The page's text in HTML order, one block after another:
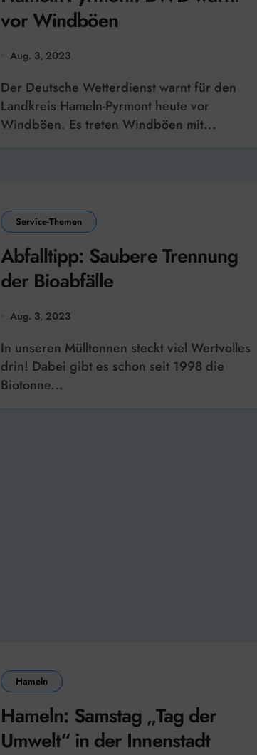
vor Windböen
Aug. 3, 2023
Der Deutsche Wetterdienst warnt für den
Landkreis Hameln-Pyrmont heute vor
Windböen. Es treten Windböen mit...
Service-Themen
Abfalltipp: Saubere Trennung
der Bioabfälle
Aug. 3, 2023
In unseren Mülltonnen steckt viel Wertvolles
drin! Dabei gibt es schon seit 1998 die
Biotonne...
Hameln
Hameln: Samstag „Tag der
Umwelt“ in der Innenstadt